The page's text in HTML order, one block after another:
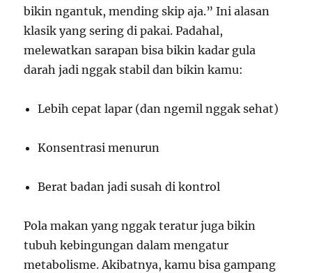
bikin ngantuk, mending skip aja.” Ini alasan
klasik yang sering di pakai. Padahal,
melewatkan sarapan bisa bikin kadar gula
darah jadi nggak stabil dan bikin kamu:
Lebih cepat lapar (dan ngemil nggak sehat)
Konsentrasi menurun
Berat badan jadi susah di kontrol
Pola makan yang nggak teratur juga bikin
tubuh kebingungan dalam mengatur
metabolisme. Akibatnya, kamu bisa gampang